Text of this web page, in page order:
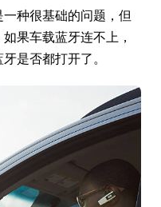
一种很基础的问题，但
果车载蓝牙连不上，
是否都打开了。